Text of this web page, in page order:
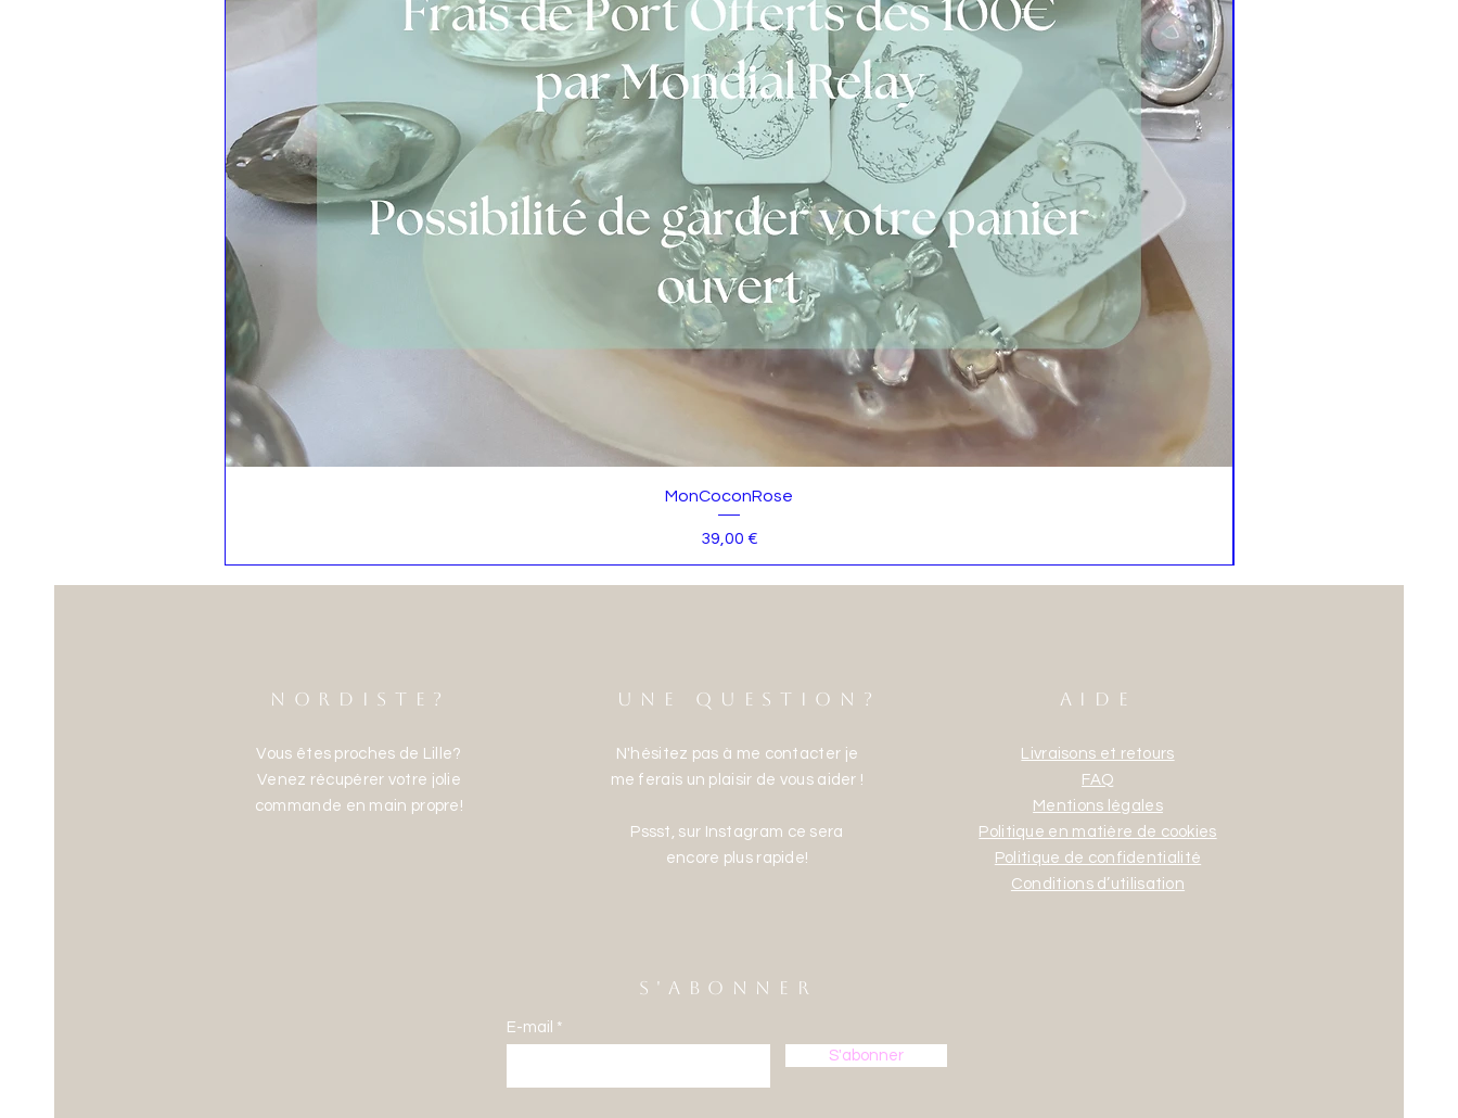
MonCoconRose
Prix
39,00 €
NORDISTE?
Vous êtes proches de Lille?
Venez récupérer votre jolie
commande en main propre!
UNE QUESTION?
N'hésitez pas à me contacter je
me ferais un plaisir de vous aider !
Pssst, sur Instagram ce sera
encore plus rapide!
AIDE
Livraisons et retours
FAQ
Mentions légales
Politique en matière de cookies
Politique de confidentialité
Conditions d’utilisation
S'ABONNER
E-mail
S'abonner